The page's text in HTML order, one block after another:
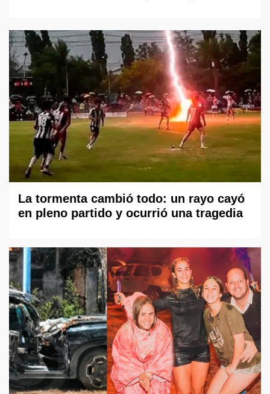
La tormenta cambió todo: un rayo cayó
en pleno partido y ocurrió una tragedia